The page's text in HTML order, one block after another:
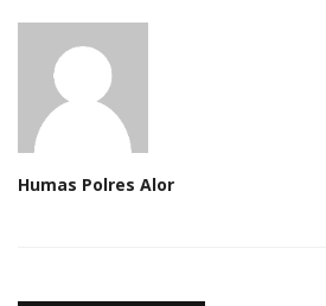
Humas Polres Alor